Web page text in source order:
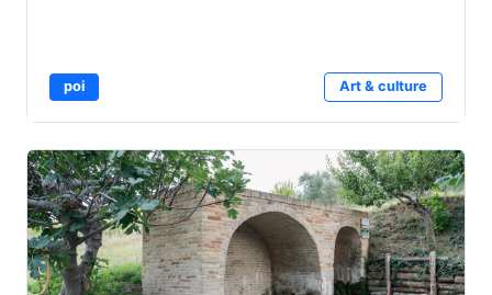
poi Art & culture